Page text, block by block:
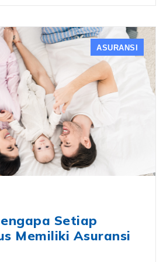
ASURANSI
Setiap
Memiliki Asuransi